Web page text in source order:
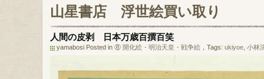
山星書店
浮世絵買い取り
人間の皮剥 日本万歳百撰百笑
yamabosi Posted in ⑧ 開化絵・明治天皇・戦争絵 ，Tags: ukiyoe 小林